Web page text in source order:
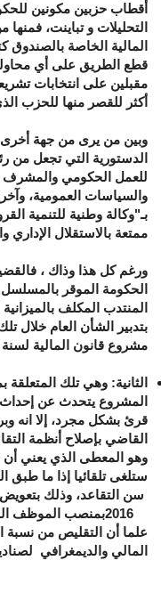
أقطاب حزبين مكونين
التحليلات و تباينت،
المالية الخاصة بالصندوق
قطع الطريق على أي
مقبلين على انتخابات
أكثر للقصر منها للحزب
وبين من يرى من جهة
الدستورية التي تجعل من
للعمل الحكومي والمشرف
والسياسات العمومية،
بـ"وكالة وطنية للتنمية
ممتعة بالاستقلال الإداري
ورغم كل هذا وذاك ،
الحكومة الموقر بالمسلسل
المنتدب المكلف
بتدبير الشأن العام خلال
مشروع قانون المالية لسنة 2016.
الثانية: وهي تلك المتعلقة
قرئ بشكل مجرد، إلا انه
القاضي بإصلاح أنظمة التقاعد
وهو المعطى الذي يعني أن
ستلغى تلقائيا إذا ما طبق
سن التقاعد، وذلك
2016بمنصب الموظف
علما أن التقليص من نسبة
المالي والديمغرافي